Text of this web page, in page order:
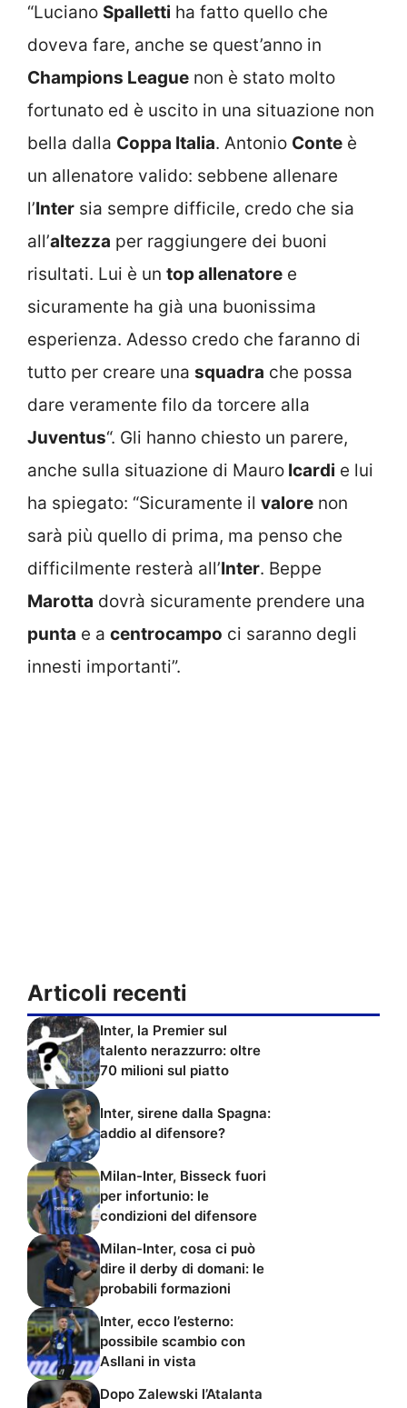
“Luciano Spalletti ha fatto quello che
doveva fare, anche se quest’anno in
Champions League non è stato molto
fortunato ed è uscito in una situazione non
bella dalla Coppa Italia. Antonio Conte è
un allenatore valido: sebbene allenare
l’Inter sia sempre difficile, credo che sia
all’altezza per raggiungere dei buoni
risultati. Lui è un top allenatore e
sicuramente ha già una buonissima
esperienza. Adesso credo che faranno di
tutto per creare una squadra che possa
dare veramente filo da torcere alla
Juventus“. Gli hanno chiesto un parere,
anche sulla situazione di Mauro Icardi e lui
ha spiegato: “Sicuramente il valore non
sarà più quello di prima, ma penso che
difficilmente resterà all’Inter. Beppe
Marotta dovrà sicuramente prendere una
punta e a centrocampo ci saranno degli
innesti importanti”.
Articoli recenti
Inter, la Premier sul
talento nerazzurro: oltre
70 milioni sul piatto
Inter, sirene dalla Spagna:
addio al difensore?
Milan-Inter, Bisseck fuori
per infortunio: le
condizioni del difensore
Milan-Inter, cosa ci può
dire il derby di domani: le
probabili formazioni
Inter, ecco l’esterno:
possibile scambio con
Asllani in vista
Dopo Zalewski l’Atalanta